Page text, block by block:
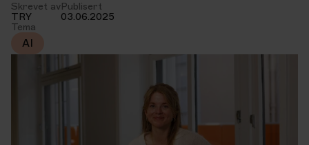
Skrevet av
TRY
Publisert
03.06.2025
Tema
AI